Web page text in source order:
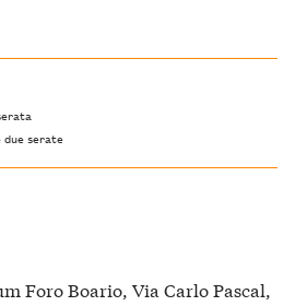
due serate
Foro Boario, Via Carlo Pascal,